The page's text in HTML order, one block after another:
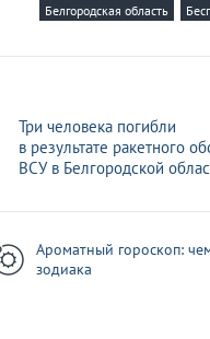
Белгородская область
Три человека погибли
в результате ракетного
ВСУ в Белгородской
Ароматный гороскоп:
зодиака